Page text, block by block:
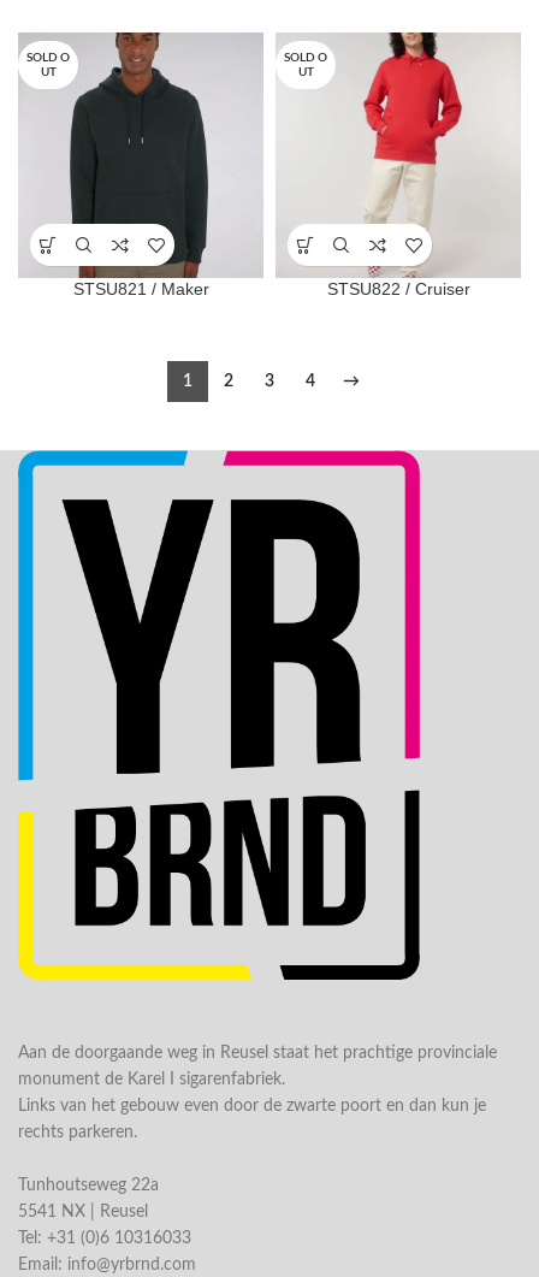
SOLD O
UT
STSU821 / Maker
SOLD O
UT
STSU822 / Cruiser
1 2 3 4 →
Aan de doorgaande weg in Reusel staat het prachtige provinciale
monument de Karel I sigarenfabriek.
Links van het gebouw even door de zwarte poort en dan kun je
rechts parkeren.
Tunhoutseweg 22a
5541 NX | Reusel
Tel: +31 (0)6 10316033
Email: info@yrbrnd.com